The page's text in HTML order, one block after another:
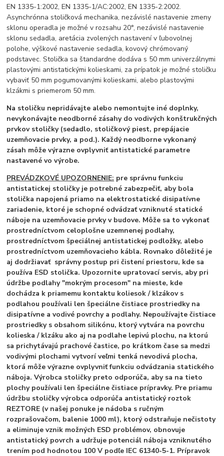
EN 1335-1:2002, EN 1335-1/AC:2002, EN 1335-2:2002.
Asynchrónna stoličková mechanika, nezávislé nastavenie zmeny
sklonu operadla je možné v rozsahu 20°, nezávislé nastavenie
sklonu sedadla, aretácia zvolených nastavení v ľubovolnej
polohe, výškové nastavenie sedadla, kovový chrómovaný
podstavec. Stolička sa štandardne dodáva s 50 mm univerzálnymi
plastovými antistatickými kolieskami, za prípatok je možné stoličku
vybaviť 50 mm pogumovanými kolieskami, alebo plastovými
klzákmi s priemerom 50 mm.
Na stoličku nepridávajte alebo nemontujte iné doplnky,
nevykonávajte neodborné zásahy do vodivých konštrukčných
prvkov stoličky (sedadlo, stoličkový piest, prepájacie
uzemňovacie prvky, a pod.). Každý neodborne vykonaný
zásah môže výrazne ovplyvniť antistatické parametre
nastavené vo výrobe.
PREVÁDZKOVÉ UPOZORNENIE: pre správnu funkciu
antistatickej stoličky je potrebné zabezpečiť, aby bola
stolička napojená priamo na elektrostatické disipatívne
zariadenie, ktoré je schopné odvádzať vzniknuté statické
náboje na uzemňovacie prvky v budove. Môže sa to vykonať
prostredníctvom celoplošne uzemnenej podlahy,
prostredníctvom špeciálnej antistatickej podložky, alebo
prostredníctvom uzemňovacieho kábla. Rovnako dôležité je
aj dodržiavať správny postup pri čistení priestoru, kde sa
používa ESD stolička. Upozornite upratovací servis, aby pri
údržbe podlahy "mokrým procesom" na mieste, kde
dochádza k priamemu kontaktu koliesok / klzákov s
podlahou používali len špeciálne čistiace prostriedky na
disipatívne a vodivé povrchy a podlahy. Nepoužívajte čistiace
prostriedky s obsahom silikónu, ktorý vytvára na povrchu
kolieska / klzáku ako aj na podlahe lepivú plochu, na ktorú
sa prichytávajú prachové častice, po krátkom čase sa medzi
vodivými plochami vytvorí veľmi tenká nevodivá plocha,
ktorá môže výrazne ovplyvniť funkciu odvádzania statického
náboja. Výrobca stoličky preto odporúča, aby sa na tieto
plochy používali len špeciálne čistiace prípravky. Pre priamu
údržbu stoličky výrobca odporúča antistatický roztok
REZTORE (v našej ponuke je nádoba s ručným
rozprašovačom, balenie 1000 ml), ktorý odstraňuje nečistoty
a eliminuje vznik možných ESD problémov, obnovuje
antistatický povrch a udržuje potenciál náboja vzniknutého
trením pod hodnotou 100 V podľe IEC 61340-5-1. Prípravok